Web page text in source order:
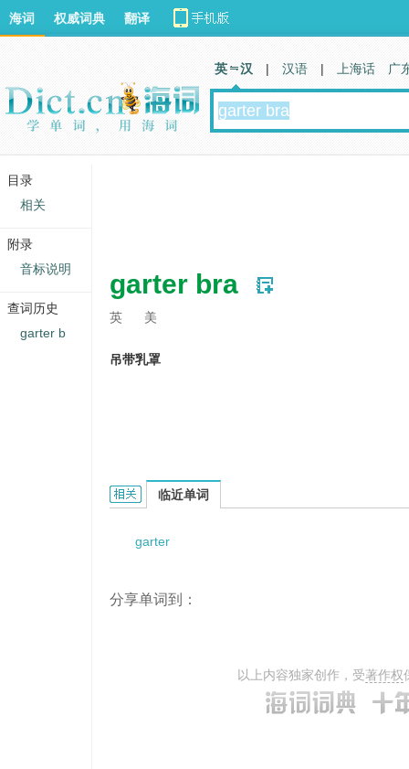
garter bra
英 美
吊带乳罩
garter bra的相关资料：
临近单词
garter
分享单词到：
以上内容独家创作，受著作权
海词 权威词典 翻译
英 汉 | 汉语 | 上海话 广
目录
相关
附录
音标说明
查词历史
garter b